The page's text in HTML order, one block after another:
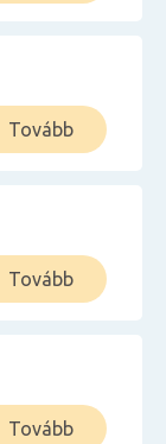
Tovább
Tovább
Tovább